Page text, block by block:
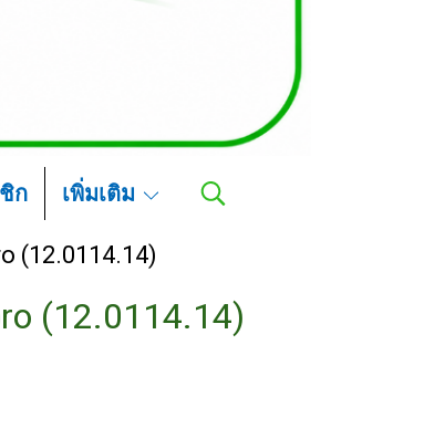
ก เพิ่มเติม
(12.0114.14)
(12.0114.14)